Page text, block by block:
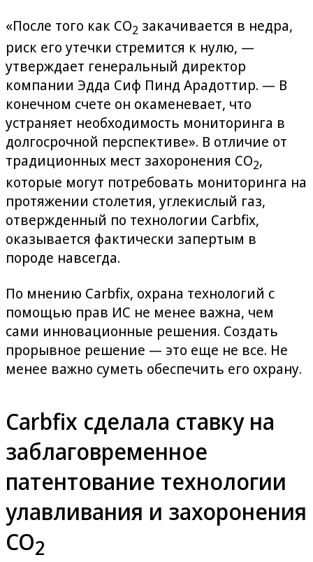
«После того как CO2 закачивается в недра,
риск его утечки стремится к нулю, —
утверждает генеральный директор
компании Эдда Сиф Пинд Арадоттир. — В
конечном счете он окаменевает, что
устраняет необходимость мониторинга в
долгосрочной перспективе». В отличие от
традиционных мест захоронения CO2,
которые могут потребовать мониторинга на
протяжении столетия, углекислый газ,
отвержденный по технологии Carbfix,
оказывается фактически запертым в
породе навсегда.
По мнению Carbfix, охрана технологий с
помощью прав ИС не менее важна, чем
сами инновационные решения. Создать
прорывное решение — это еще не все. Не
менее важно суметь обеспечить его охрану.
Carbfix сделала ставку на
заблаговременное
патентование технологии
улавливания и захоронения
CO2